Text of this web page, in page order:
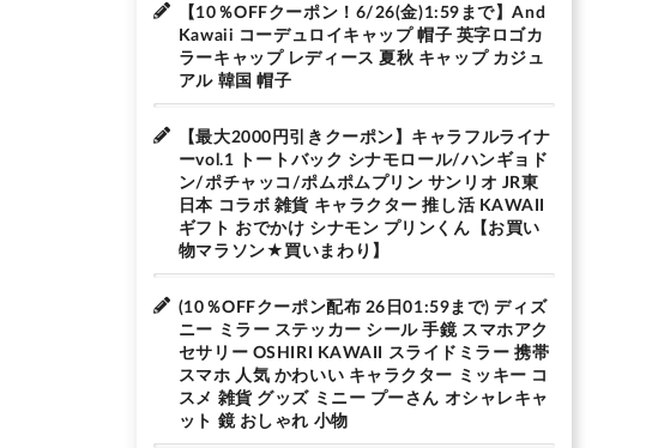
【10％OFFクーポン！6/26(金)1:59まで】And
Kawaii コーデュロイキャップ 帽子 英字ロゴカ
ラーキャップ レディース 夏秋 キャップ カジュ
アル 韓国 帽子
【最大2000円引きクーポン】キャラフルライナ
ーvol.1 トートバック シナモロール/ハンギョド
ン/ポチャッコ/ポムポムプリン サンリオ JR東
日本 コラボ 雑貨 キャラクター 推し活 KAWAII
ギフト おでかけ シナモン プリンくん【お買い
物マラソン★買いまわり】
(10％OFFクーポン配布 26日01:59まで) ディズ
ニー ミラー ステッカー シール 手鏡 スマホアク
セサリー OSHIRI KAWAII スライドミラー 携帯
スマホ 人気 かわいい キャラクター ミッキー コ
スメ 雑貨 グッズ ミニー プーさん オシャレキャ
ット 鏡 おしゃれ 小物